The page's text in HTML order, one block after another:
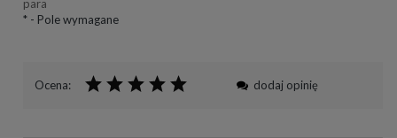
para
* - Pole wymagane
Ocena: dodaj opinię